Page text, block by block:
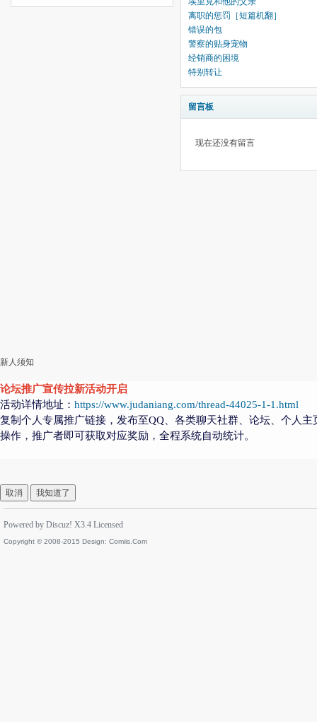
离职的惩罚［短篇机翻］
错误的包
警察的贴身宠物
经销商的困境
特别转让
留言板
现在还没有留言
新人须知
论坛推广宣传拉新活动开启
活动详情地址： https://www.judaniang.com/thread-44025-1-1.html
复制个人专属推广链接，发布至QQ、各类聊天社群、论坛、个人
操作，推广者即可获取对应奖励，全程系统自动统计。
取消 我知道了
Powered by Discuz! X3.4 Licensed
Copyright © 2008-2015 Design: Comiis.Com